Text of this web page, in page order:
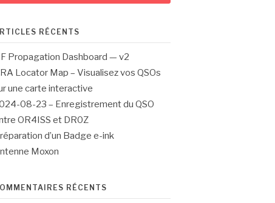
RÉCENTS
Propagation Dashboard — v2
Locator Map – Visualisez vos QSOs
une carte interactive
08-23 – Enregistrement du QSO
OR4ISS et DR0Z
d’un Badge e-ink
Moxon
RÉCENTS